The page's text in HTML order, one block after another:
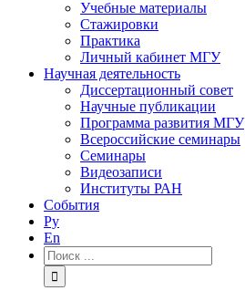
Учебные материалы
Стажировки
Практика
Личный кабинет МГУ
Научная деятельность
Диссертационный совет
Научные публикации
Программа развития МГУ
Всероссийские семинары
Семинары
Видеозаписи
Институты РАН
События
Ру
En
Результат
поиска: